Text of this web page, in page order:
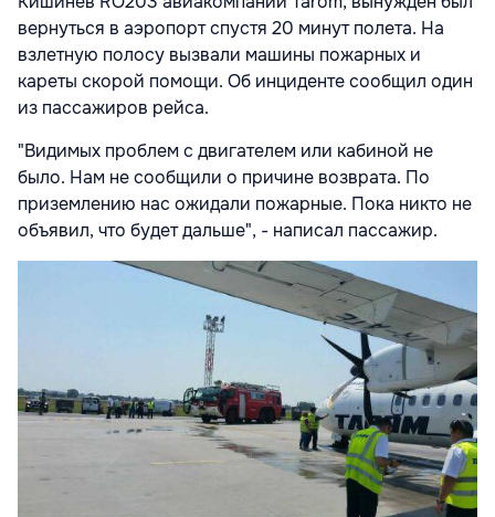
вернуться в аэропорт спустя 20 минут полета. На
взлетную полосу вызвали машины пожарных и
кареты скорой помощи. Об инциденте сообщил один
из пассажиров рейса.
"Видимых проблем с двигателем или кабиной не
было. Нам не сообщили о причине возврата. По
приземлению нас ожидали пожарные. Пока никто не
объявил, что будет дальше", - написал пассажир.